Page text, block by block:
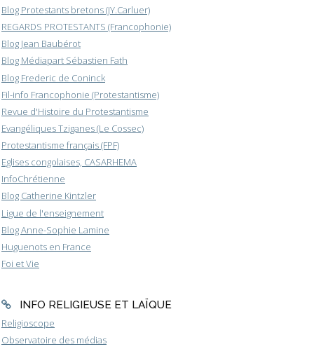
Blog Protestants bretons (JY.Carluer)
REGARDS PROTESTANTS (Francophonie)
Blog Jean Baubérot
Blog Médiapart Sébastien Fath
Blog Frederic de Coninck
Fil-info Francophonie (Protestantisme)
Revue d'Histoire du Protestantisme
Evangéliques Tziganes (Le Cossec)
Protestantisme français (FPF)
Eglises congolaises, CASARHEMA
InfoChrétienne
Blog Catherine Kintzler
Ligue de l'enseignement
Blog Anne-Sophie Lamine
Huguenots en France
Foi et Vie
INFO RELIGIEUSE ET LAÏQUE
Religioscope
Observatoire des médias